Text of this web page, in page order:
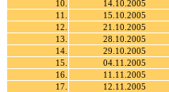
10.
14.10.2005
11.
15.10.2005
12.
21.10.2005
13.
28.10.2005
14.
29.10.2005
15.
04.11.2005
16.
11.11.2005
17.
12.11.2005